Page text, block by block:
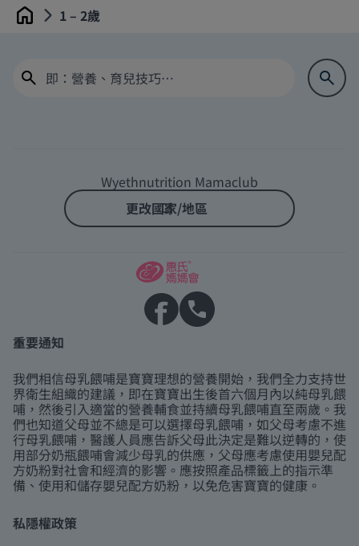
Home 1 – 2歲
Wyethnutrition Mamaclub
更改國家/地區
重要通知
我們相信母乳餵哺是寶寶理想的營養開始，我們全力支持世
界衛生組織的建議，即在寶寶出生後首六個月內以純母乳餵
哺，然後引入適當的營養輔食並持續母乳餵哺直至兩歲。我
們也知道父母並不總是可以選擇母乳餵哺，如父母考慮不進
行母乳餵哺，醫護人員應告訴父母此決定是難以逆轉的，使
用部分奶瓶餵哺會減少母乳的供應，父母應考慮使用嬰兒配
方奶粉對社會和經濟的影響。應按照產品標籤上的指示準
備、使用和儲存嬰兒配方奶粉，以免危害寶寶的健康。
私隱權政策